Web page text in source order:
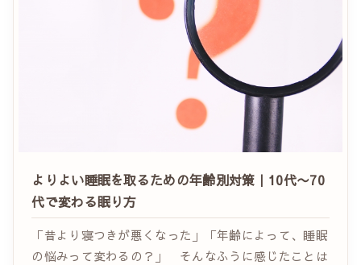
よりよい睡眠を取るための年齢別対策｜10代〜70
代で変わる眠り方
「昔より寝つきが悪くなった」「年齢によって、睡眠
の悩みって変わるの？」 そんなふうに感じたことは